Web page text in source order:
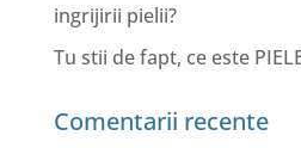
ingrijirii pielii?
Tu stii de fapt, ce este
Comentarii recente